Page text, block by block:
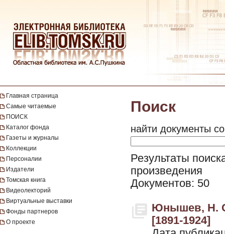
Главная страница
Самые читаемые
ПОИСК
Каталог фонда
Газеты и журналы
Коллекции
Персоналии
Издатели
Томская книга
Видеолекторий
Виртуальные выставки
Фонды партнеров
О проекте
Поиск
найти документы
Результаты
произведения
Документов: 50
Юнышев, Н.
[1891-1924]